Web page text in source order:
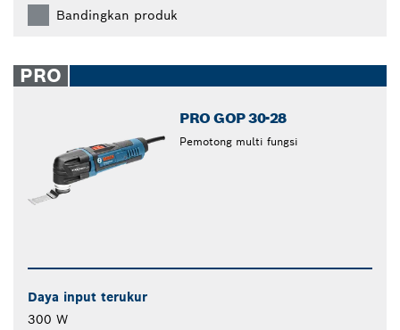
Bandingkan produk
PRO
PRO GOP 30-28
Pemotong multi fungsi
Daya input terukur
300 W